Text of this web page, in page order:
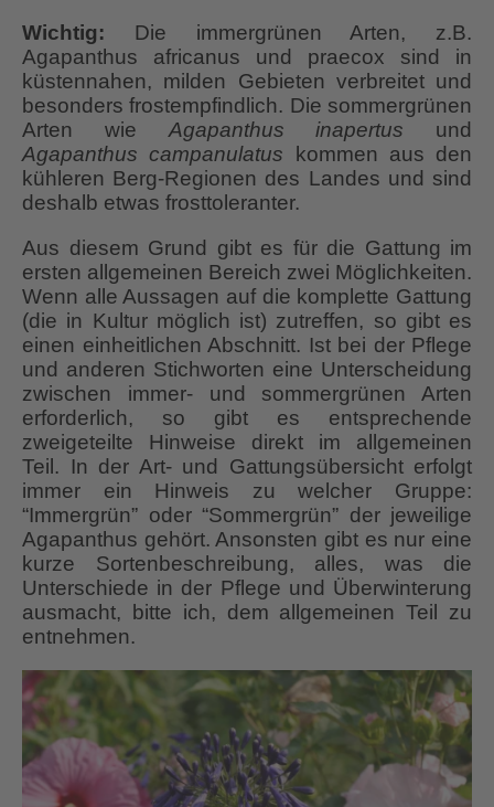
Wichtig: Die immergrünen Arten, z.B.
Agapanthus africanus und praecox sind in
küstennahen, milden Gebieten verbreitet und
besonders frostempfindlich. Die sommergrünen
Arten wie Agapanthus inapertus und
Agapanthus campanulatus kommen aus den
kühleren Berg-Regionen des Landes und sind
deshalb etwas frosttoleranter.
Aus diesem Grund gibt es für die Gattung im
ersten allgemeinen Bereich zwei Möglichkeiten.
Wenn alle Aussagen auf die komplette Gattung
(die in Kultur möglich ist) zutreffen, so gibt es
einen einheitlichen Abschnitt. Ist bei der Pflege
und anderen Stichworten eine Unterscheidung
zwischen immer- und sommergrünen Arten
erforderlich, so gibt es entsprechende
zweigeteilte Hinweise direkt im allgemeinen
Teil. In der Art- und Gattungsübersicht erfolgt
immer ein Hinweis zu welcher Gruppe:
“Immergrün” oder “Sommergrün” der jeweilige
Agapanthus gehört. Ansonsten gibt es nur eine
kurze Sortenbeschreibung, alles, was die
Unterschiede in der Pflege und Überwinterung
ausmacht, bitte ich, dem allgemeinen Teil zu
entnehmen.